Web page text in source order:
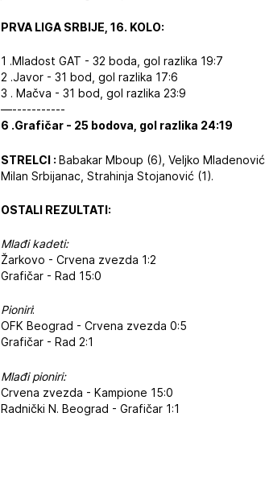
PRVA LIGA SRBIJE, 16. KOLO:
1 .Mladost GAT - 32 boda, gol razlika 19:7
2 .Javor - 31 bod, gol razlika 17:6
3 . Mačva - 31 bod, gol razlika 23:9
—-----------
6 .Grafičar - 25 bodova, gol razlika 24:19
STRELCI :Babakar Mboup (6), Veljko
Milan Srbijanac, Strahinja Stojanović (1).
OSTALI REZULTATI:
Mlađi kadeti:
Žarkovo - Crvena zvezda 1:2
Grafičar - Rad 15:0
Pioniri:
OFK Beograd - Crvena zvezda 0:5
Grafičar - Rad 2:1
Mlađi pioniri:
Crvena zvezda - Kampione 15:0
Radnički N. Beograd - Grafičar 1:1